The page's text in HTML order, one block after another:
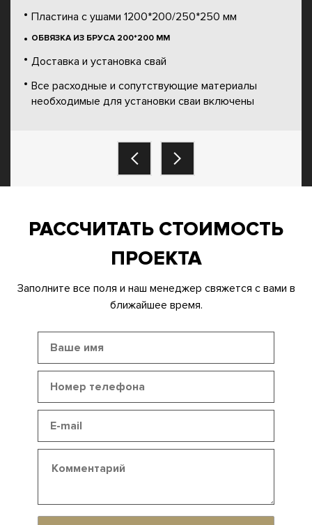
Пластина с ушами 1200*200/250*250 мм
ОБВЯЗКА ИЗ БРУСА 200*200 ММ
Доставка и установка свай
Все расходные и сопутствующие материалы
необходимые для установки сваи включены
РАССЧИТАТЬ СТОИМОСТЬ
ПРОЕКТА
Заполните все поля и наш менеджер свяжется с вами в
ближайшее время.